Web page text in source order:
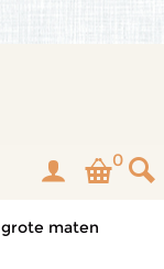
0
maten